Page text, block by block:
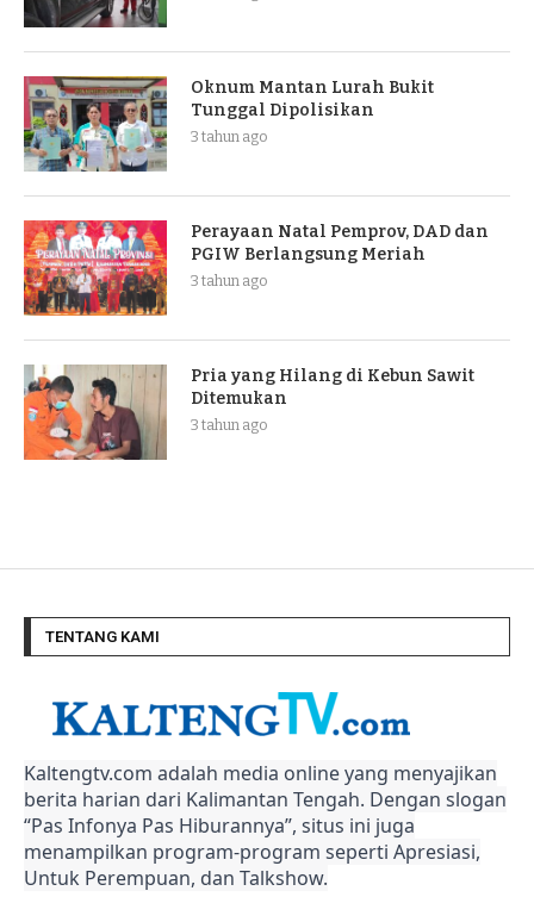
Oknum Mantan Lurah Bukit
Tunggal Dipolisikan
3 tahun ago
Perayaan Natal Pemprov, DAD dan
PGIW Berlangsung Meriah
3 tahun ago
Pria yang Hilang di Kebun Sawit
Ditemukan
3 tahun ago
TENTANG KAMI
Kaltengtv.com adalah media online yang menyajikan
berita harian dari Kalimantan Tengah. Dengan slogan
“Pas Infonya Pas Hiburannya”, situs ini juga
menampilkan program-program seperti Apresiasi,
Untuk Perempuan, dan Talkshow.